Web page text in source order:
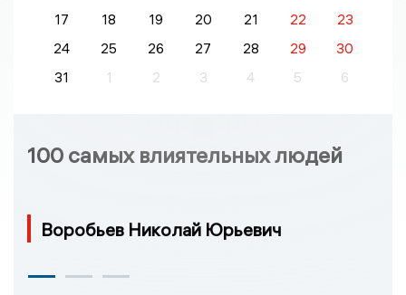
17
18 19 20 21 22
23
24
25 26 27 28 29
30
31
1 2 3 4 5 6
100 самых влиятельных людей
Воробьев Николай Юрьевич